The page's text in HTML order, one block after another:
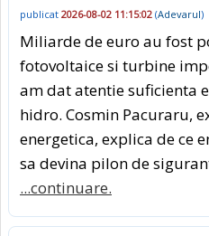
publicat 2026-08-02 11:15:02 (Adevarul)
Miliarde de euro au fost
fotovoltaice si turbine
am dat atentie suficienta
hidro. Cosmin Pacuraru,
energetica, explica de ce
sa devina pilon de
...continuare.